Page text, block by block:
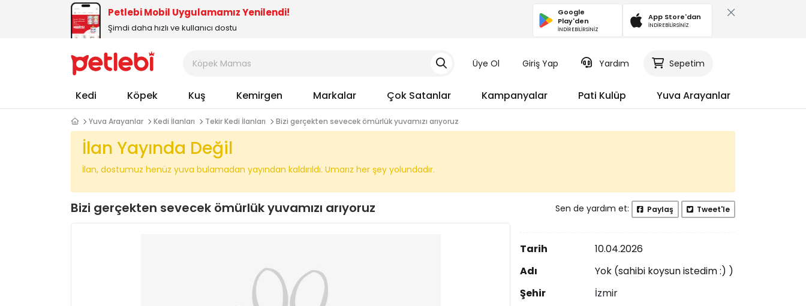
Petlebi Mobil Uygulamamız Yenilendi!
Şimdi daha hızlı ve kullanıcı dostu
Google
Play'den
İNDİREBİLİRSİNİZ
App Store'dan
İNDİREBİLİRSİNİZ
Üye Ol Giriş Yap Yardım Sepetim
Kedi Köpek Kuş Kemirgen Markalar Çok Satanlar Kampanyalar Pati Kulüp Yuva Arayanlar
Yuva Arayanlar Kedi İlanları Tekir Kedi İlanları Bizi gerçekten sevecek ömürlük yuvamızı arıyoruz
İlan Yayında Değil
İlan, dostumuz henüz yuva bulamadan yayından kaldırıldı. Umarız her şey yolundadır.
Bizi gerçekten sevecek ömürlük yuvamızı arıyoruz Sen de yardım et: Paylaş Tweet'le
Tarih
10.04.2026
Adı
Yok (sahibi koysun istedim :) )
Şehir
İzmir